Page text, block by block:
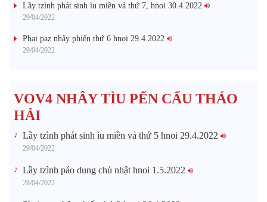
Lầy tzình phát sinh ìu miền vả thứ 7, hnoi 30.4.2022
29/04/2022
Phai paz nhây phiến thứ 6 hnoi 29.4.2022
29/04/2022
VOV4 NHÂY TÌU PẾN CẤU THÁO
HẢI
Lầy tzình phát sinh ìu miền vả thứ 5 hnoi 29.4.2022
29/04/2022
Lầy tzình páo dung chủ nhật hnoi 1.5.2022
28/04/2022